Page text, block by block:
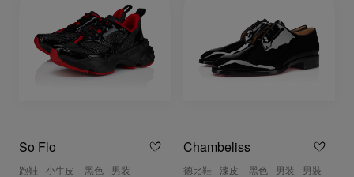
So Flo
跑鞋 - 小牛皮 - 黑色 - 男装
Chambeliss
德比鞋 - 漆皮 - 黑色 - 男装 - 男裝